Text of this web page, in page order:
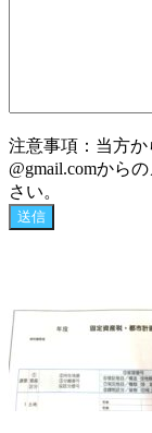
注意事項：当方
@gmail.comから
さい。